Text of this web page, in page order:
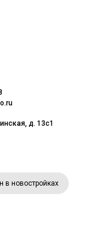
д. 13с1
в новостройках